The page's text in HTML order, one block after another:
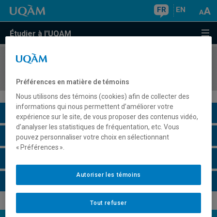
FR EN
Étudier à l'UQAM
COURS//
Description du cours
Horaire - Été 2026
Préférences en matière de témoins
Nous utilisons des témoins (cookies) afin de collecter des
informations qui nous permettent d’améliorer votre
expérience sur le site, de vous proposer des contenus vidéo,
d’analyser les statistiques de fréquentation, etc. Vous
pouvez personnaliser votre choix en sélectionnant
« Préférences ».
Tout refuser
Autoriser les témoins